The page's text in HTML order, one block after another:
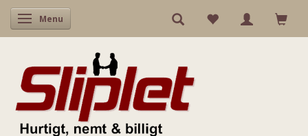
Skifte navigation
Menu